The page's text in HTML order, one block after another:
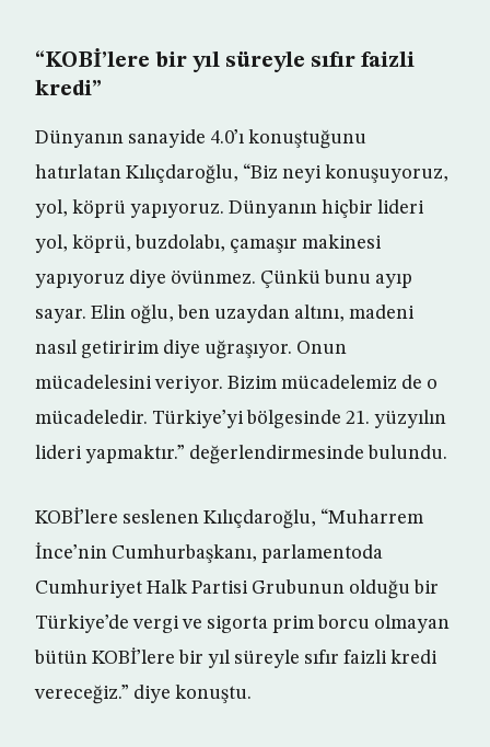
“KOBİ’lere bir yıl süreyle sıfır faizli
kredi”
Dünyanın sanayide 4.0’ı konuştuğunu
hatırlatan Kılıçdaroğlu, “Biz neyi konuşuyoruz,
yol, köprü yapıyoruz. Dünyanın hiçbir lideri
yol, köprü, buzdolabı, çamaşır makinesi
yapıyoruz diye övünmez. Çünkü bunu ayıp
sayar. Elin oğlu, ben uzaydan altını, madeni
nasıl getiririm diye uğraşıyor. Onun
mücadelesini veriyor. Bizim mücadelemiz de o
mücadeledir. Türkiye’yi bölgesinde 21. yüzyılın
lideri yapmaktır.” değerlendirmesinde bulundu.
KOBİ’lere seslenen Kılıçdaroğlu, “Muharrem
İnce’nin Cumhurbaşkanı, parlamentoda
Cumhuriyet Halk Partisi Grubunun olduğu bir
Türkiye’de vergi ve sigorta prim borcu olmayan
bütün KOBİ’lere bir yıl süreyle sıfır faizli kredi
vereceğiz.” diye konuştu.